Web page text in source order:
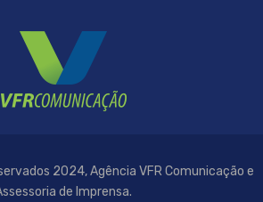
2024, Agência VFR Comunicação e
de Imprensa.